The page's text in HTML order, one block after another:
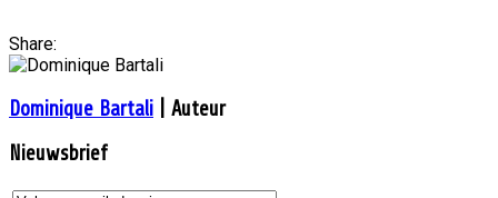
Share:
Dominique Bartali | Auteur
Nieuwsbrief